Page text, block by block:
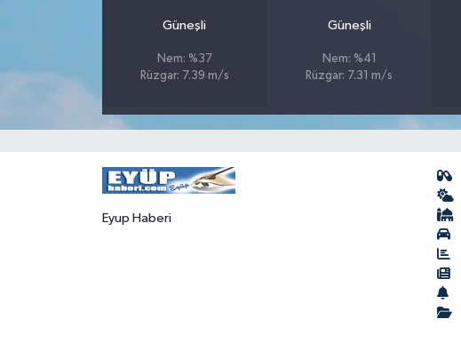
Güneşli
Nem: %37
Rüzgar: 7.39 m/s
Güneşli
Nem: %41
Rüzgar: 7.31 m/s
Eyup Haberi